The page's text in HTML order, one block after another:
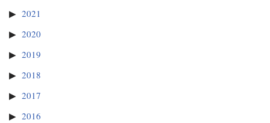
2021
2020
2019
2018
2017
2016